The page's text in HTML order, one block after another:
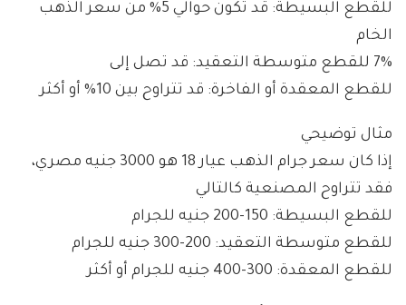
للقطع البسيطة: قد تكون حوالي 5% من سعر الذهب
الخام
7% للقطع متوسطة التعقيد: قد تصل إلى
للقطع المعقدة أو الفاخرة: قد تتراوح بين 10% أو أكثر
مثال توضيحي
إذا كان سعر جرام الذهب عيار 18 هو 3000 جنيه مصري،
فقد تتراوح المصنعية كالتالي
للقطع البسيطة: 150-200 جنيه للجرام
للقطع متوسطة التعقيد: 200-300 جنيه للجرام
للقطع المعقدة: 300-400 جنيه للجرام أو أكثر